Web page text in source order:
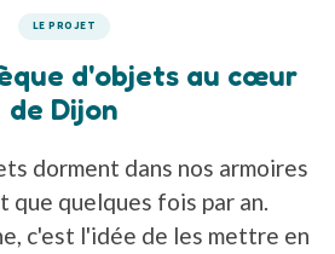
LE PROJET
d'objets au cœur
de Dijon
dorment dans nos armoires
que quelques fois par an.
c'est l'idée de les mettre en